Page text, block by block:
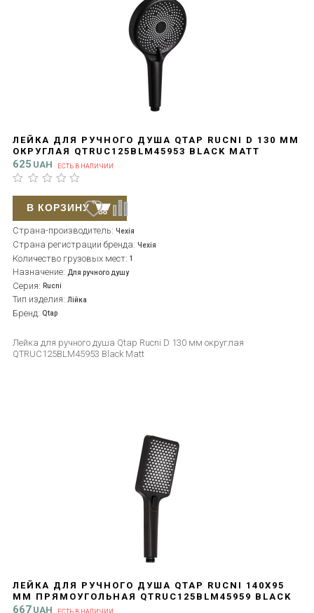
ЛЕЙКА ДЛЯ РУЧНОГО ДУША QTAP RUCNI D 130 ММ
ОКРУГЛАЯ QTRUC125BLM45953 BLACK MATT
625 UAH ЕСТЬ В НАЛИЧИИ
Страна-производитель: Чехія
Страна регистрации бренда: Чехія
Количество грузовых мест: 1
Назначение: Для ручного душу
Серия: Rucni
Тип изделия: Лійка
Бренд: Qtap
Лейка для ручного душа Qtap Rucni D 130 мм округлая
QTRUC125BLM45953 Black Matt
В КОРЗИНУ
ЛЕЙКА ДЛЯ РУЧНОГО ДУША QTAP RUCNI 140X95
ММ ПРЯМОУГОЛЬНАЯ QTRUC125BLM45959 BLACK
MATT
667 UAH ЕСТЬ В НАЛИЧИИ